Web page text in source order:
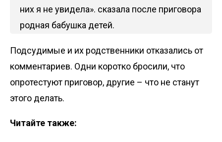
них я не увидела». сказала после приговора
родная бабушка детей.
Подсудимые и их родственники отказались от
комментариев. Одни коротко бросили, что
опротестуют приговор, другие – что не станут
этого делать.
Читайте также: